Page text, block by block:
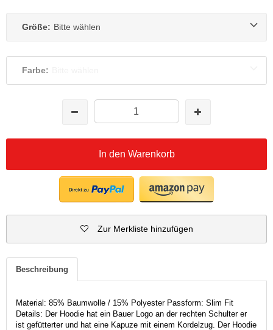
Größe: Bitte wählen
Farbe:
In den Warenkorb
Zur Merkliste hinzufügen
Beschreibung
Material: 85% Baumwolle / 15% Polyester Passform: Slim Fit
Details: Der Hoodie hat ein Bauer Logo an der rechten Schulter er
ist gefütterter und hat eine Kapuze mit einem Kordelzug. Der Hoodie